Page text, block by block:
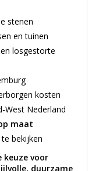
stenen
en tuinen
losgestorte
kosten
West Nederland
maat
bekijken
keuze voor
duurzame